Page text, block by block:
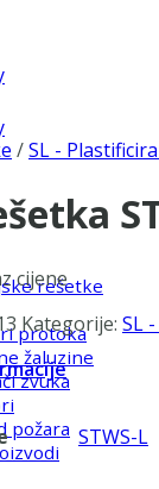
rešetke
protoka
žaluzine
zvuka
požara
/SL -
cijene
Kategorije: SL
STWS-L